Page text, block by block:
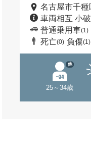
名古屋市千
車両相互 小
普通乗用車(1)
死亡(0) 負傷(1)
25～34歳
他